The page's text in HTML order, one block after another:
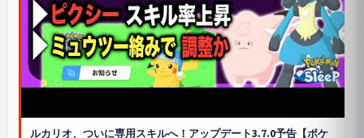
ルカリオ、ついに専用スキルへ！アップデート3.7.0予告【ポケ